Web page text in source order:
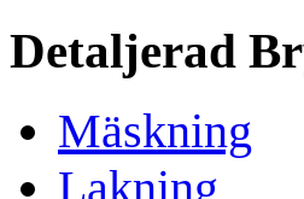
Detaljerad
Mäskning
Lakning